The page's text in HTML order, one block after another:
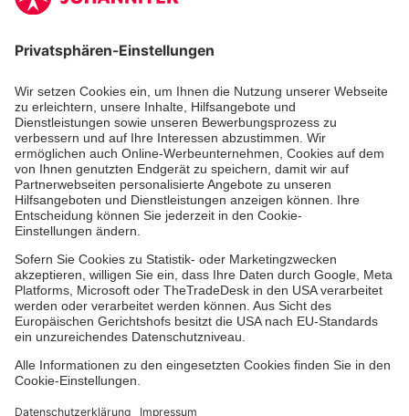
Unsere Standorte
Leistungen
Kennzahlen und Struktur
Als Pflegefachkraft arbeiten
Qualität
Unsere Spendenprojekte
Allgemeine Einkaufsbedingungen
Hinweisgebersystem